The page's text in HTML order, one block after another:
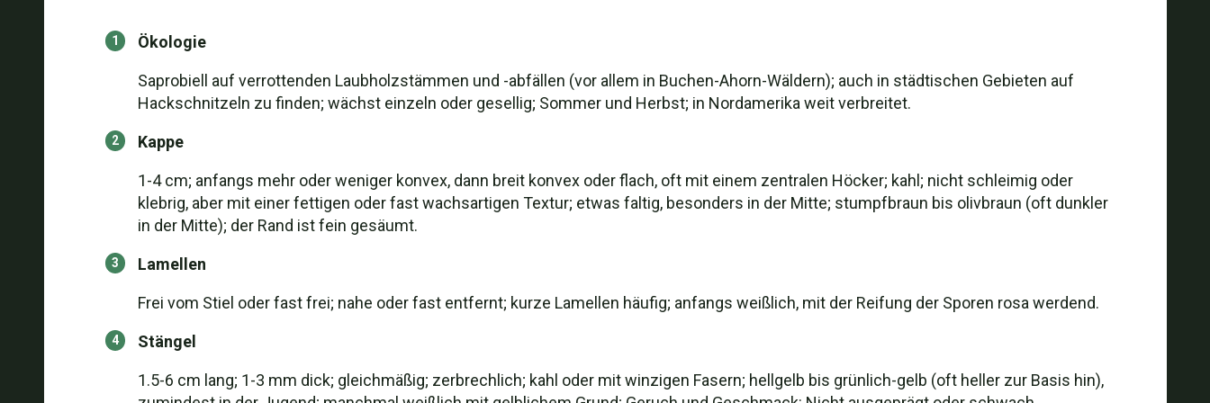
Ökologie
Saprobiell auf verrottenden Laubholzstämmen und -abfällen (vor allem in Buchen-Ahorn-Wäldern); auch in städtischen Gebieten auf
Hackschnitzeln zu finden; wächst einzeln oder gesellig; Sommer und Herbst; in Nordamerika weit verbreitet.
Kappe
1-4 cm; anfangs mehr oder weniger konvex, dann breit konvex oder flach, oft mit einem zentralen Höcker; kahl; nicht schleimig oder
klebrig, aber mit einer fettigen oder fast wachsartigen Textur; etwas faltig, besonders in der Mitte; stumpfbraun bis olivbraun (oft dunkler
in der Mitte); der Rand ist fein gesäumt.
Lamellen
Frei vom Stiel oder fast frei; nahe oder fast entfernt; kurze Lamellen häufig; anfangs weißlich, mit der Reifung der Sporen rosa werdend.
Stängel
1.5-6 cm lang; 1-3 mm dick; gleichmäßig; zerbrechlich; kahl oder mit winzigen Fasern; hellgelb bis grünlich-gelb (oft heller zur Basis hin),